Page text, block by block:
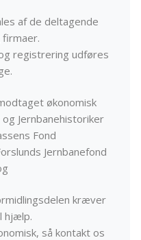
af de deltagende
registrering udføres
økonomisk
Jernbanehistoriker
Fond
Jernbanefond
kræver
hjælp.
så kontakt os